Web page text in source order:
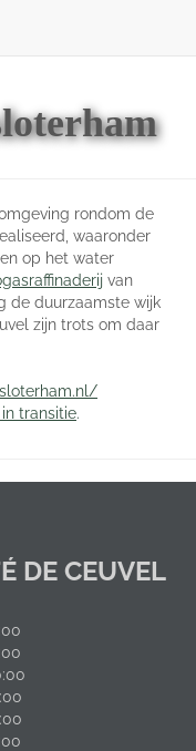
rondom de
waaronder
op het water
van
de duurzaamste wijk
zijn trots om daar
transitie.
DE CEUVEL